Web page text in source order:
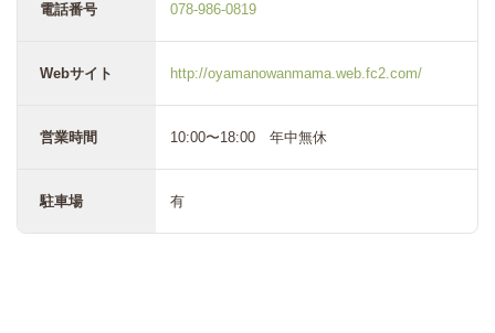
電話番号 078-986-0819
Webサイト http://oyamanowanmama.web.fc2.com/
営業時間 10:00〜18:00 年中無休
駐車場 有